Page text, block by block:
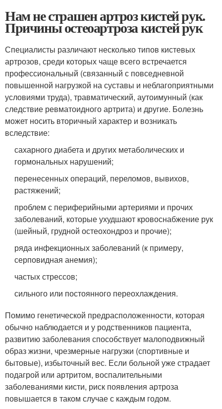
Нам не страшен артроз кистей рук.
Причины остеоартроза кистей рук
Специалисты различают несколько типов кистевых
артрозов, среди которых чаще всего встречается
профессиональный (связанный с повседневной
повышенной нагрузкой на суставы и неблагоприятными
условиями труда), травматический, аутоимунный (как
следствие ревматоидного артрита) и другие. Болезнь
может носить вторичный характер и возникать
вследствие:
сахарного диабета и других метаболических и
гормональных нарушений;
перенесенных операций, переломов, вывихов,
растяжений;
проблем с периферийными артериями и прочих
заболеваний, которые ухудшают кровоснабжение рук
(шейный, грудной остеохондроз и прочие);
ряда инфекционных заболеваний (к примеру,
серповидная анемия);
частых стрессов;
сильного или постоянного переохлаждения.
Помимо генетической предрасположенности, которая
обычно наблюдается и у родственников пациента,
развитию заболевания способствует малоподвижный
образ жизни, чрезмерные нагрузки (спортивные и
бытовые), избыточный вес. Если больной уже страдает
подагрой или артритом, воспалительными
заболеваниями кисти, риск появления артроза
повышается в таком случае с каждым годом.